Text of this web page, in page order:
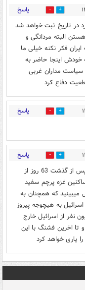
0 پاسخ
در تاریخ ثبت خواهد شد
البته مردانگی و
فکر نکنه خیلی ما
خودش اینجا حاضر به
سیاست مداران غربی
دفاع کرد
1 پاسخ
1 پاسخ
اگر اسرائیل قادر به انجام کاری بود تا به حال پس از گذشت 63 روز از
)بایستی ساکنین غزه پرچم سفید
میبینید که همچنان به
به هیچوجه پیروز
نفر از اسرائیل خارج
تا اخرین فشنگ با این
یاری خواهد کرد